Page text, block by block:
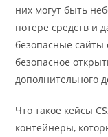
них могут быть
потере средств и
безопасные сайты
безопасное
дополнительного
Что такое кейсы
контейнеры,